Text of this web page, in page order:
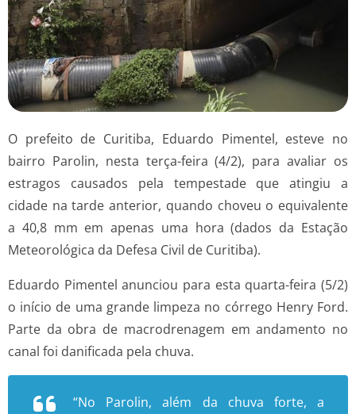
O prefeito de Curitiba, Eduardo Pimentel, esteve no
bairro Parolin, nesta terça-feira (4/2), para avaliar os
estragos causados pela tempestade que atingiu a
cidade na tarde anterior, quando choveu o equivalente
a 40,8 mm em apenas uma hora (dados da Estação
Meteorológica da Defesa Civil de Curitiba).
Eduardo Pimentel anunciou para esta quarta-feira (5/2)
o início de uma grande limpeza no córrego Henry Ford.
Parte da obra de macrodrenagem em andamento no
canal foi danificada pela chuva.
“No Parolin, além da chuva forte, a